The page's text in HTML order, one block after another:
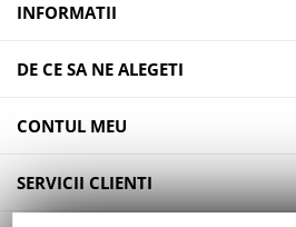
INFORMATII
DE CE SA NE ALEGETI
CONTUL MEU
SERVICII CLIENTI